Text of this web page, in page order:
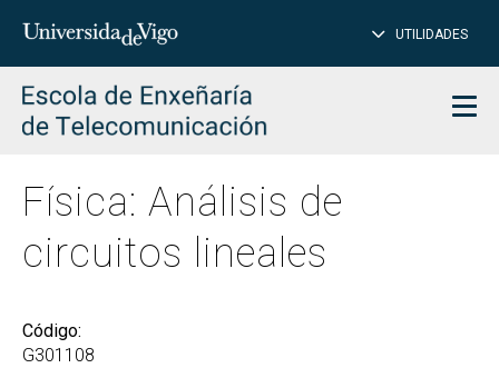
Insertar
para
buscar
UTILIDADES
Física: Análisis de
circuitos lineales
Código:
G301108